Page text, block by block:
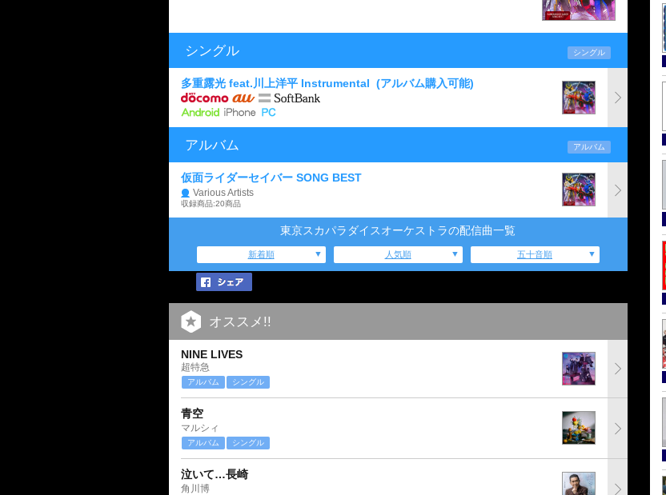
シングル シングル
多重露光 feat.川上洋平 Instrumental (アルバム購入可能)
アルバム アルバム
仮面ライダーセイバー SONG BEST
Various Artists
収録商品:20商品
東京スカパラダイスオーケストラの配信曲一覧
新着順 人気順 五十音順
オススメ!!
NINE LIVES
超特急
アルバム シングル
青空
マルシィ
アルバム シングル
泣いて…長崎
角川博